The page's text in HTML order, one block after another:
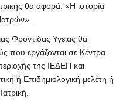
θα αφορά: «Η ιστορία
Φροντίδας Υγείας θα
που εργάζονται σε Κέντρα
της ΙΕΔΕΠ και
ή Επιδημιολογική μελέτη ή